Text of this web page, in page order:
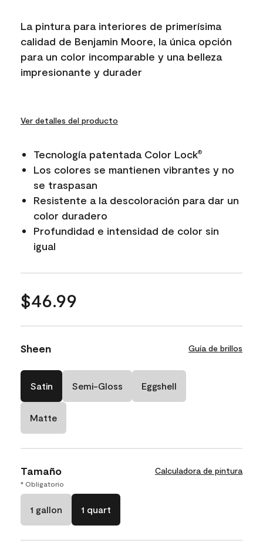
link.
La pintura para interiores de primerísima
calidad de Benjamin Moore, la única opción
para un color incomparable y una belleza
impresionante y durader
Ver detalles del producto
Tecnología patentada Color Lock®
Los colores se mantienen vibrantes y no
se traspasan
Resistente a la descoloración para dar un
color duradero
Profundidad e intensidad de color sin
igual
$46.99
Sheen Guía de brillos
Satin Semi-Gloss Eggshell
Matte
Tamaño Calculadora de pintura
* Obligatorio
1 gallon 1 quart